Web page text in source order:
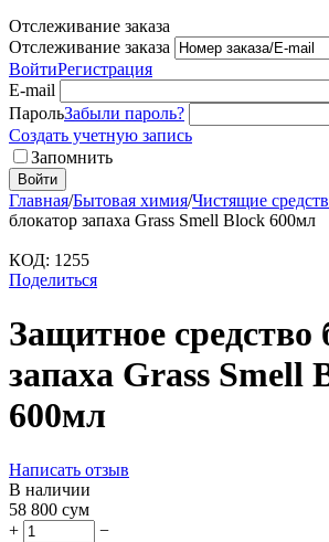
Отслеживание заказа
Отслеживание заказа
ВойтиРегистрация
E-mail
ПарольЗабыли пароль?
Создать учетную запись
Запомнить
Войти
Главная/Бытовая химия/Чистящие
блокатор запаха Grass Smell Block 600мл
КОД: 1255
Поделиться
Защитное средство
запаха Grass Smell
600мл
Написать отзыв
В наличии
58 800 сум
+
−